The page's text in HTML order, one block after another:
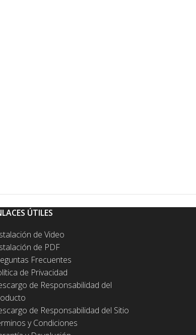
ÚTILES
de Video
de PDF
Frecuentes
de Privacidad
de Responsabilidad del
de Responsabilidad del Sitio
y Condiciones